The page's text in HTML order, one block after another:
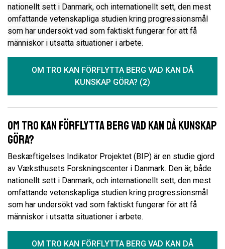
nationellt sett i Danmark, och internationellt sett, den mest
omfattande vetenskapliga studien kring progressionsmål
som har undersökt vad som faktiskt fungerar för att få
människor i utsatta situationer i arbete.
OM TRO KAN FÖRFLYTTA BERG VAD KAN DÅ
KUNSKAP GÖRA? (2)
Om tro kan förflytta berg vad kan då kunskap
göra?
Beskæftigelses Indikator Projektet (BIP) är en studie gjord
av Væksthusets Forskningscenter i Danmark. Den är, både
nationellt sett i Danmark, och internationellt sett, den mest
omfattande vetenskapliga studien kring progressionsmål
som har undersökt vad som faktiskt fungerar för att få
människor i utsatta situationer i arbete.
OM TRO KAN FÖRFLYTTA BERG VAD KAN DÅ